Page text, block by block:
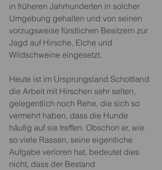
in früheren Jahrhunderten in solcher
Umgebung gehalten und von seinen
vorzugsweise fürstlichen Besitzern zur
Jagd auf Hirsche, Elche und
Wildschweine eingesetzt.
Heute ist im Ursprungsland Schottland
die Arbeit mit Hirschen sehr selten,
gelegentlich noch Rehe, die sich so
vermehrt haben, dass die Hunde
häufig auf sie treffen. Obschon er, wie
so viele Rassen, seine eigentliche
Aufgabe verloren hat, bedeutet dies
nicht, dass der Bestand